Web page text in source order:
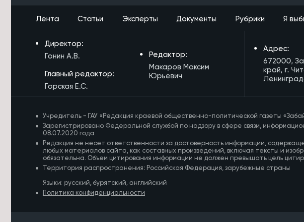
6/08/2026 в 17:14
рублей
Вертолет доставит продукты в
Тунгокоченский округ после
повреждения взлетной полосы
6/08/2026 в 16:57
Число пострадавших от паводков
домов сократилось на несколько
тысяч в Забайкалье
6/08/2026 в 16:48
Готовность этно-археопарка
«Сухотино» в Чите составляет 90%
Лента Статьи Эксперты Документы Рубрики Я
Директор:
Гонин А.В.
Главный редактор:
Горская Е.С.
Редактор:
Макаров Максим
Юрьевич
Адрес:
672000,
край, г.
Учредитель - ГАУ «Редакция краевой общественно-политической газеты
Зарегистрировано Федеральной службой по надзору в сфере связи,
08.07.2020 года
Редакция не несет ответственности за достоверность информации,
любых материалов сайта, как составных произведений, включая тексты и
обязательна. Объем цитирования информации не должен превышать цель
Территория распространения: Российская Федерация, зарубежные страны
Языки: русский, бурятский, английский
Политика конфиденциальности